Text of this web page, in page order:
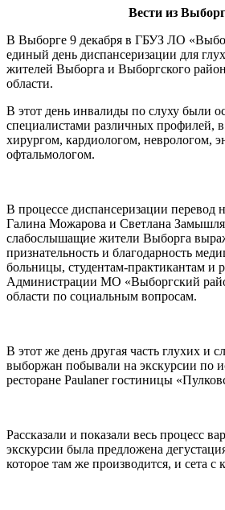
Вести из
В Выборге 9 декабря в ГБУЗ ЛО
единый день диспансеризации для
жителей Выборга и Выборгского
области.
В этот день инвалиды по слуху были
специалистами различных профилей, в
хирургом, кардиологом, неврологом,
офтальмологом.
В процессе диспансеризации перевод
Галина Можарова и Светлана
слабослышащие жители Выборга
признательность и благодарность
больницы, студентам-практикантам и
Администрации МО «Выборгский
области по социальным вопросам.
В этот же день другая часть глухих и
выборжан побывали на экскурсии по
ресторане Paulaner гостиницы
Рассказали и показали весь процесс
экскурсии была предложена
которое там же производится, и сета с